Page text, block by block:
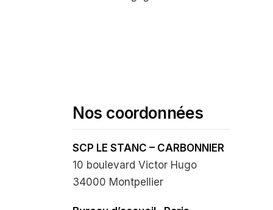
Nos coordonnées
SCP LE STANC – CARBONNIER
10 boulevard Victor Hugo
34000 Montpellier